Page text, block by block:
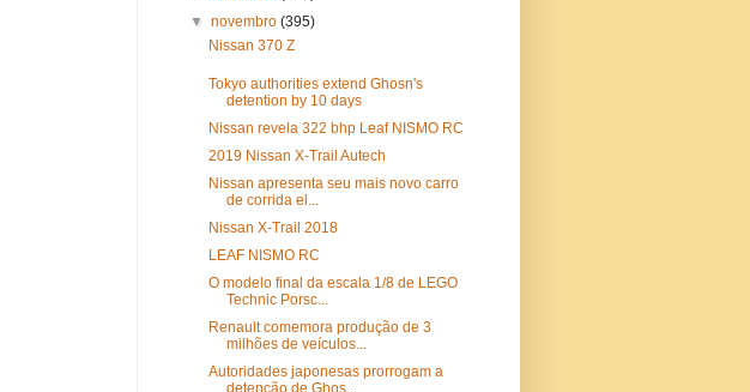
▼novembro(395)
Nissan 370 Z
Tokyo authorities extend Ghosn's
detention by 10 days
Nissan revela 322 bhp Leaf NISMO RC
2019 Nissan X-Trail Autech
Nissan apresenta seu mais novo carro
de corrida el...
Nissan X-Trail 2018
LEAF NISMO RC
O modelo final da escala 1/8 de LEGO
Technic Porsc...
Renault comemora produção de 3
milhões de veículos...
Autoridades japonesas prorrogam a
detenção de Ghos...